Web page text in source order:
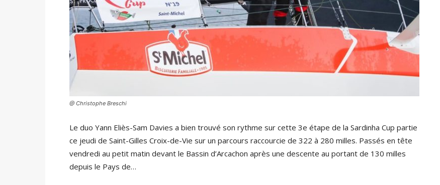
@ Christophe Breschi
Le duo Yann Eliès-Sam Davies a bien trouvé son rythme sur cette 3e étape de la Sardinha Cup partie
ce jeudi de Saint-Gilles Croix-de-Vie sur un parcours raccourcie de 322 à 280 milles. Passés en tête
vendredi au petit matin devant le Bassin d’Arcachon après une descente au portant de 130 milles
depuis le Pays de…